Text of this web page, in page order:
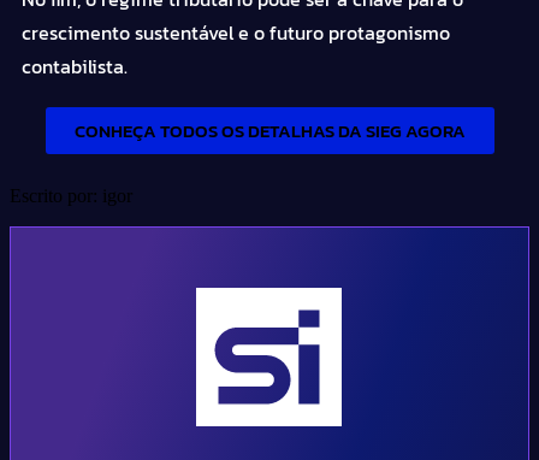
crescimento sustentável e o futuro protagonismo
contabilista.
CONHEÇA TODOS OS DETALHAS DA SIEG AGORA
Escrito por: igor